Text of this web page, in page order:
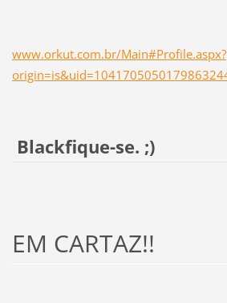
www.orkut.com.br/Main#Profile.aspx?
Blackfique-se. ;)
EM CARTAZ!!